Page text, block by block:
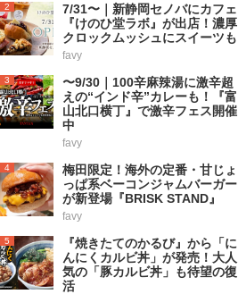
2
7/31〜｜新静岡セノバにカフェ
『けのひ堂ラボ』が出店！濃厚
クロックムッシュにスイーツも
favy
3
〜9/30｜100辛麻辣湯に激辛超
えの“インド辛”カレーも！『富
山北口横丁』で激辛フェス開催
中
favy
4
梅田限定！海外の定番・甘じょ
っぱ系ベーコンジャムバーガー
が新登場『BRISK STAND』
favy
5
『焼きたてのかるび』から「に
んにくカルビ丼」が発売！大人
気の「豚カルビ丼」も待望の復
活